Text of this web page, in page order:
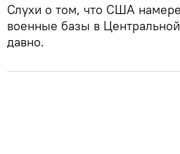
Слухи о том, что США
военные базы в
давно.